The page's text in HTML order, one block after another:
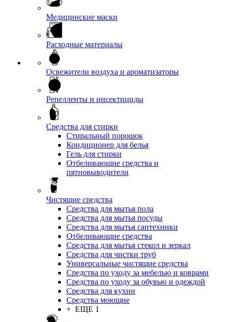
Медицинские маски
Расходные материалы
Освежители воздуха и ароматизаторы
Репелленты и инсектициды
Средства для стирки
Стиральный порошок
Кондиционер для белья
Гель для стирки
Отбеливающие средства и
пятновыводители
Чистящие средства
Средства для мытья пола
Средства для мытья посуды
Средства для мытья сантехники
Отбеливающие средства
Средства для мытья стекол и зеркал
Средства для чистки труб
Универсальные чистящие средства
Средства по уходу за мебелью и коврами
Средства по уходу за обувью и одеждой
Средства для кухни
Средства моющие
+ ЕЩЕ 1